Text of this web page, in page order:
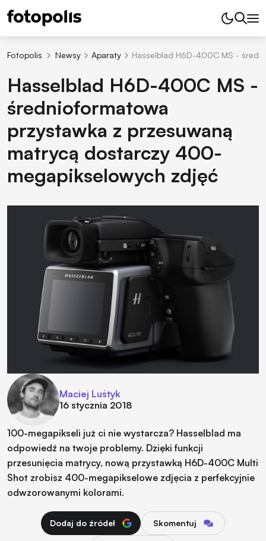
Fotopolis Newsy Aparaty Hasselblad H6D-400C MS -
Hasselblad H6D-400C MS -
średnioformatowa
przystawka z przesuwaną
matrycą dostarczy 400-
megapikselowych zdjęć
Maciej Luśtyk
16 stycznia 2018
100-megapikseli już ci nie wystarcza? Hasselblad ma
odpowiedź na twoje problemy. Dzięki funkcji
przesunięcia matrycy, nową przystawką H6D-400C Multi
Shot zrobisz 400-megapikselowe zdjęcia z perfekcyjnie
odwzorowanymi kolorami.
Dodaj do źródeł Skomentuj